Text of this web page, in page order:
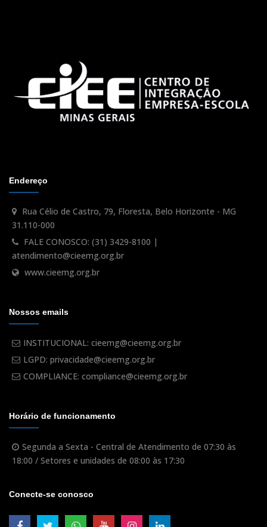
Endereço
Rua Célio de Castro, 79, Floresta, Belo Horizonte - MG
31.110-000
FALE CONOSCO: (31) 3429-8100 |
atendimento@cieemg.org.br
www.cieemg.org.br
Nossos emails
INSTITUCIONAL: cieemg@cieemg.org.br
LGPD: privacidade@cieemg.org.br
COMPLIANCE: compliance@cieemg.org.br
Horário de funcionamento
Segunda a Sexta - Central de Atendimento de 07:30 às
18:00 / Setores e unidades de 08:00 às 17:30
Conecte-se conosco